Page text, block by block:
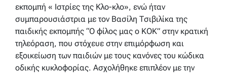
εκπομπή « Ιστρίες της Κλο-κλο», ενώ ήταν
συμπαρουσιάστρια με τον Βασίλη Τσιβιλίκα της
παιδικής εκπομπής “Ο φίλος μας ο ΚΟΚ” στην κρατική
τηλεόραση, που στόχευε στην επιμόρφωση και
εξοικείωση των παιδιών με τους κανόνες του κώδικα
οδικής κυκλοφορίας. Ασχολήθηκε επιπλέον με την